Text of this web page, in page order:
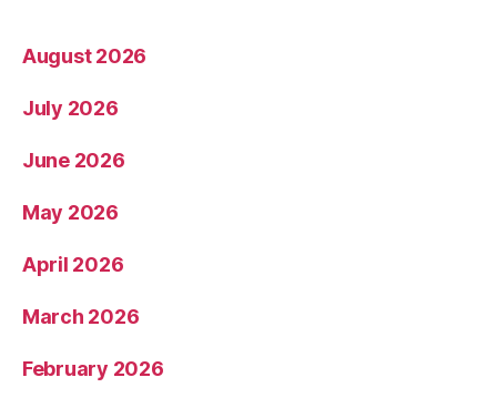
August 2026
July 2026
June 2026
May 2026
April 2026
March 2026
February 2026